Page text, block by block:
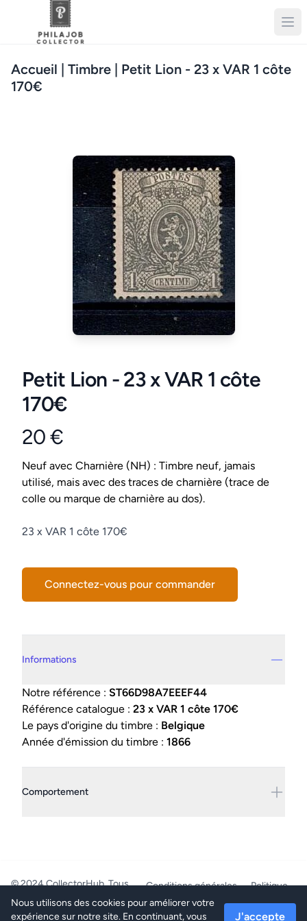
Nous utilisons des cookies pour améliorer votre
expérience sur notre site. En continuant, vous
J'accepte
Accueil | Timbre | Petit Lion - 23 x VAR 1 côte
170€
Petit Lion - 23 x VAR 1 côte
170€
Product information
20 €
Conditions
Neuf avec Charnière (NH) : Timbre neuf, jamais
utilisé, mais avec des traces de charnière (trace de
colle ou marque de charnière au dos).
Description
23 x VAR 1 côte 170€
Connectez-vous pour commander
Informations
Notre référence : ST66D98A7EEEF44
Référence catalogue : 23 x VAR 1 côte 170€
Le pays d'origine du timbre : Belgique
Année d'émission du timbre : 1866
Comportement
© 2024 CollectorHub. Tous
droits réservés.
PhilaJob - BE0804.218.387 -
Conditions générales
Politique
de confidentialité